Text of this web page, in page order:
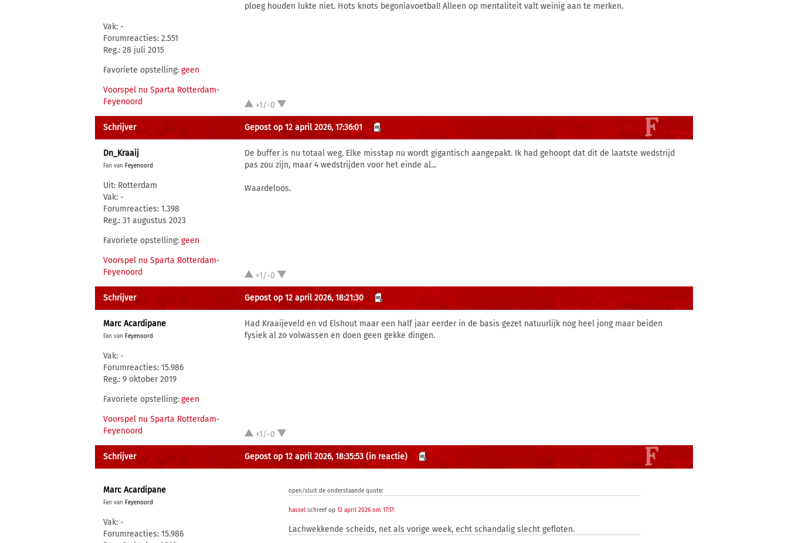
Vak: -
Forumreacties: 2.551
Reg.: 28 juli 2015
Favoriete opstelling: geen
Voorspel nu Sparta Rotterdam-
Feyenoord
ploeg houden lukte niet. Hots knots begoniavoetbal! Alleen op mentaliteit valt weinig aan te merken.
+1/-0
Schrijver Gepost op 12 april 2026, 17:36:01
Dn_Kraaij
Fan van Feyenoord
Uit: Rotterdam
Vak: -
Forumreacties: 1.398
Reg.: 31 augustus 2023
Favoriete opstelling: geen
Voorspel nu Sparta Rotterdam-
Feyenoord
De buffer is nu totaal weg. Elke misstap nu wordt gigantisch aangepakt. Ik had gehoopt dat dit de laatste wedstrijd
pas zou zijn, maar 4 wedstrijden voor het einde al...
Waardeloos.
+1/-0
Schrijver Gepost op 12 april 2026, 18:21:30
Marc Acardipane
Fan van Feyenoord
Vak: -
Forumreacties: 15.986
Reg.: 9 oktober 2019
Favoriete opstelling: geen
Voorspel nu Sparta Rotterdam-
Feyenoord
Had Kraaijeveld en vd Elshout maar een half jaar eerder in de basis gezet natuurlijk nog heel jong maar beiden
fysiek al zo volwassen en doen geen gekke dingen.
+1/-0
Schrijver Gepost op 12 april 2026, 18:35:53 (in reactie)
Marc Acardipane
Fan van Feyenoord
Vak: -
Forumreacties: 15.986
open/sluit de onderstaande quote:
hassel schreef op12 april 2026 om 17:17:
Lachwekkende scheids, net als vorige week, echt schandalig slecht gefloten.